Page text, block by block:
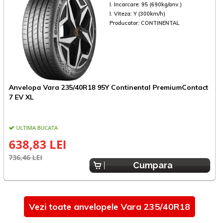
I. Incarcare: 95 (690kg/anv.)
I. Viteza: Y (300km/h)
Producator: CONTINENTAL
Anvelopa Vara 235/40R18 95Y Continental PremiumContact
7 EV XL
ULTIMA BUCATA
638,83 LEI
736,46 LEI
Cumpara
Vezi toate anvelopele Vara 235/40R18